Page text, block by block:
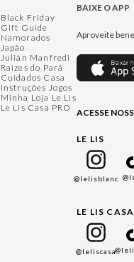
Black Friday
Gift Guide
Namorados
Japão
Julián Manfredi
Raízes do Pará
Cuidados Casa
Instruções Jogos
Minha Loja Le Lis
Le Lis Casa PRO
BAIXE O APP
Aproveite
ACESSE
LE LIS
@lelisblanc
LE LIS CASA
@leliscasa